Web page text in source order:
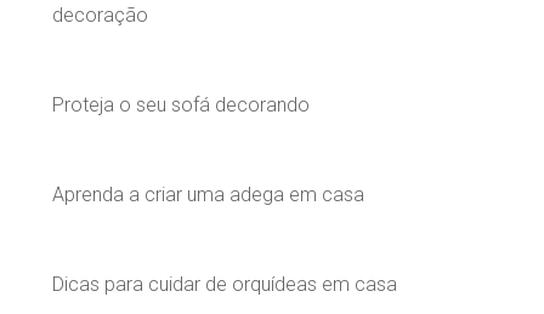
decoração
Proteja o seu sofá decorando
Aprenda a criar uma adega em casa
Dicas para cuidar de orquídeas em casa